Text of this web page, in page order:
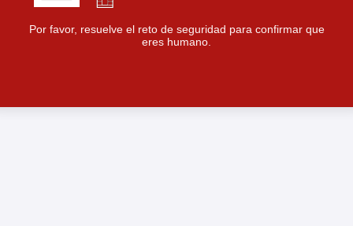
Por favor, resuelve el reto de seguridad para confirmar que
eres humano.